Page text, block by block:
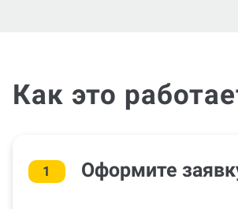
Как это
1 Оформите